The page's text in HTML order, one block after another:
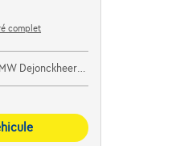
complet
Dejonckheere Roeselare